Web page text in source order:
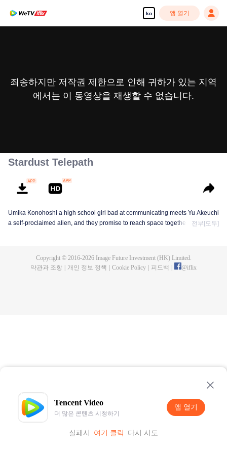
ko 앱 열기
Tencent Video
더 많은 콘텐츠 시청하기
앱 열기
실패시 여기 클릭 다시 시도
앱 열기
죄송하지만 저작권 제한으로 인해 귀하가 있는 지역
에서는 이 동영상을 재생할 수 없습니다.
Stardust Telepath
Umika Konohoshi a high school girl bad at communicating meets Yu Akeuchi
a self-proclaimed alien, and they promise to reach space together. Along
전부[모두]
Copyright © 2016-2026Image Future Investment (HK) Limited.
약관과 조항
개인 정보 정책 Cookie Policy 피드백 @iflix